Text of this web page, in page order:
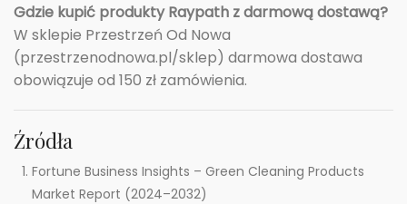
Gdzie kupić produkty Raypath z darmową dostawą?
W sklepie Przestrzeń Od Nowa
(przestrzenodnowa.pl/sklep) darmowa dostawa
obowiązuje od 150 zł zamówienia.
Źródła
Fortune Business Insights – Green Cleaning Products
Market Report (2024–2032)